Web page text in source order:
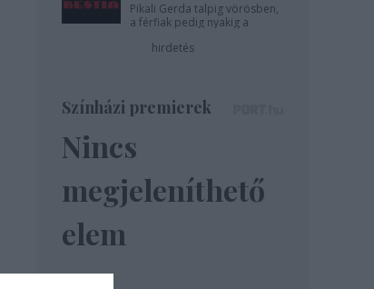
Pikali Gerda talpig vörösben,
a férfiak pedig nyakig a
hirdetés
Színházi premierek
Nincs
megjeleníthető
elem